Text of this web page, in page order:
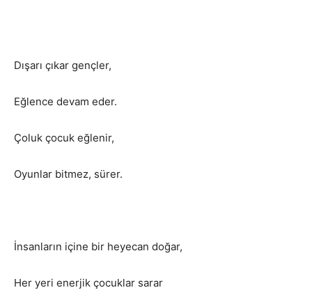
Dışarı çıkar gençler,
Eğlence devam eder.
Çoluk çocuk eğlenir,
Oyunlar bitmez, sürer.
İnsanların içine bir heyecan doğar,
Her yeri enerjik çocuklar sarar